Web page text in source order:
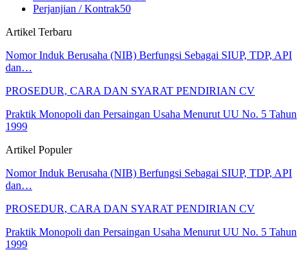
Perjanjian / Kontrak50
Artikel Terbaru
Nomor Induk Berusaha (NIB) Berfungsi Sebagai SIUP, TDP, API
dan…
PROSEDUR, CARA DAN SYARAT PENDIRIAN CV
Praktik Monopoli dan Persaingan Usaha Menurut UU No. 5 Tahun
1999
Artikel Populer
Nomor Induk Berusaha (NIB) Berfungsi Sebagai SIUP, TDP, API
dan…
PROSEDUR, CARA DAN SYARAT PENDIRIAN CV
Praktik Monopoli dan Persaingan Usaha Menurut UU No. 5 Tahun
1999